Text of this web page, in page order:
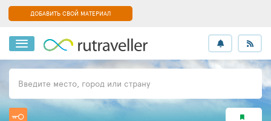
ДОБАВИТЬ СВОЙ МАТЕРИАЛ
Введите место, город или страну